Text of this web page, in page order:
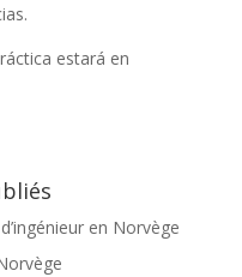
estará en
en Norvège